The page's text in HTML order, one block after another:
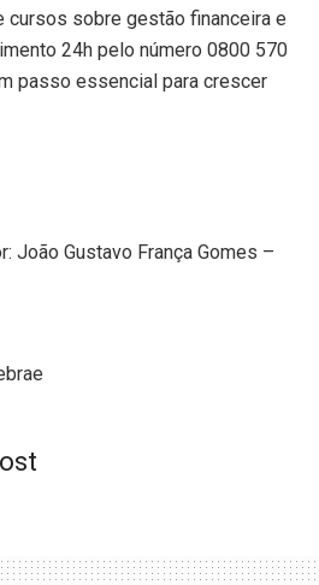
cursos sobre gestão financeira e
24h pelo número 0800 570
passo essencial para crescer
João Gustavo França Gomes –